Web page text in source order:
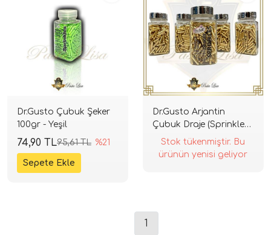
Dr.Gusto Çubuk Şeker
100gr - Yeşil
95,61 TL %21
74,90 TL
Dr.Gusto Arjantin
Çubuk Draje (Sprinkles)
100gr - Altın
Stok tükenmiştir. Bu
ürünün yenisi geliyor
1